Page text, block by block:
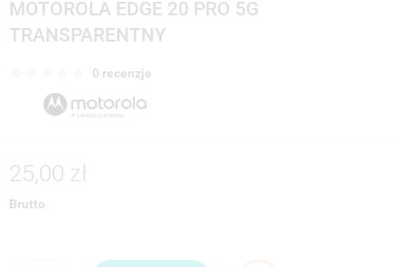
MOTOROLA EDGE 20 PRO 5G
TRANSPARENTNY
0 recenzje
25,00 zł
Brutto